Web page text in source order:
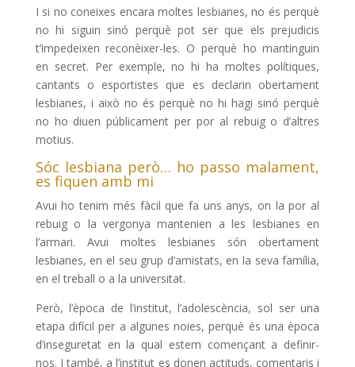
I si no coneixes encara moltes lesbianes, no és perquè
no hi siguin sinó perquè pot ser que els prejudicis
t’impedeixen reconèixer-les. O perquè ho mantinguin
en secret. Per exemple, no hi ha moltes polítiques,
cantants o esportistes que es declarin obertament
lesbianes, i això no és perquè no hi hagi sinó perquè
no ho diuen públicament per por al rebuig o d’altres
motius.
Sóc lesbiana però… ho passo malament,
es fiquen amb mi
Avui ho tenim més fàcil que fa uns anys, on la por al
rebuig o la vergonya mantenien a les lesbianes en
l’armari. Avui moltes lesbianes són obertament
lesbianes, en el seu grup d’amistats, en la seva família,
en el treball o a la universitat.
Però, l’època de l’institut, l’adolescència, sol ser una
etapa difícil per a algunes noies, perquè és una època
d’inseguretat en la qual estem començant a definir-
nos. I també, a l’institut es donen actituds, comentaris i